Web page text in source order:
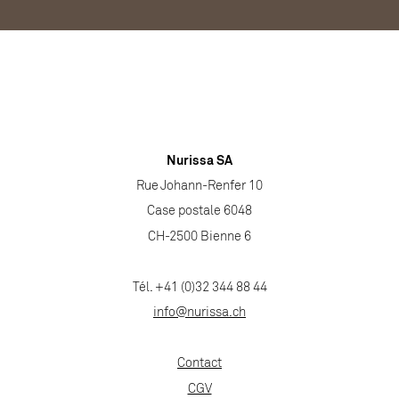
Nurissa SA
Rue Johann-Renfer 10
Case postale 6048
CH-2500 Bienne 6
Tél. +41 (0)32 344 88 44
info@nurissa.ch
Contact
CGV